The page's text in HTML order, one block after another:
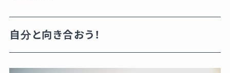
自分と向き合おう！